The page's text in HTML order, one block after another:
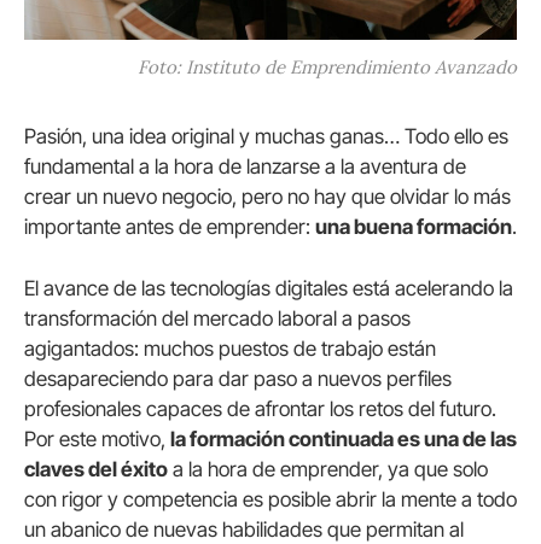
Foto: Instituto de Emprendimiento Avanzado
Pasión, una idea original y muchas ganas… Todo ello es
fundamental a la hora de lanzarse a la aventura de
crear un nuevo negocio, pero no hay que olvidar lo más
importante antes de emprender: una buena formación.
El avance de las tecnologías digitales está acelerando la
transformación del mercado laboral a pasos
agigantados: muchos puestos de trabajo están
desapareciendo para dar paso a nuevos perfiles
profesionales capaces de afrontar los retos del futuro.
Por este motivo, la formación continuada es una de las
claves del éxito a la hora de emprender, ya que solo
con rigor y competencia es posible abrir la mente a todo
un abanico de nuevas habilidades que permitan al